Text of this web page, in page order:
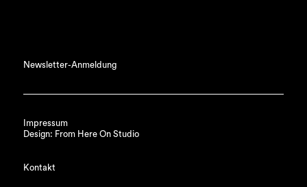
Newsletter-Anmeldung
Impressum
Design: From Here On Studio
Kontakt